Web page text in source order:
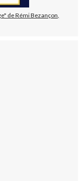
de Rémi Bezançon,